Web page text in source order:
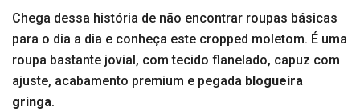
Chega dessa história de não encontrar roupas básicas
para o dia a dia e conheça este cropped moletom. É uma
roupa bastante jovial, com tecido flanelado, capuz com
ajuste, acabamento premium e pegada blogueira
gringa.